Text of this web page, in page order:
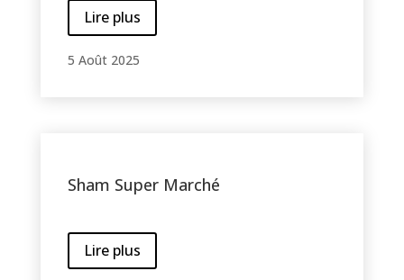
Lire plus
5 Août 2025
Sham Super Marché
Lire plus